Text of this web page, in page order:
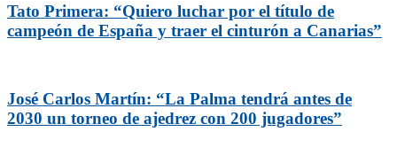
Tato Primera: “Quiero luchar por el título de
campeón de España y traer el cinturón a Canarias”
José Carlos Martín: “La Palma tendrá antes de
2030 un torneo de ajedrez con 200 jugadores”